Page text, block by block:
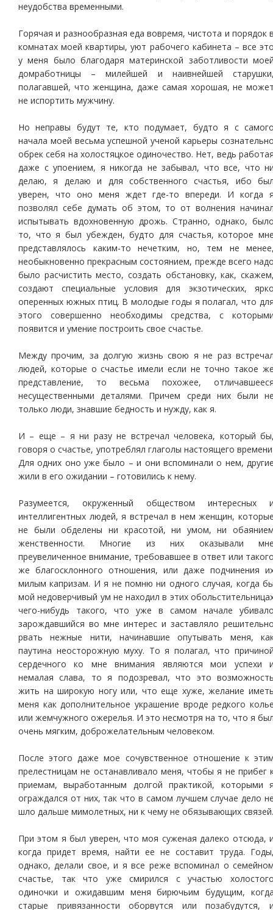
неудобства временными.
Горячая и разнообразная еда вовремя, чистота и порядок
комнатах моей квартиры, уют рабочего кабинета – все
у меня было благодаря материнской заботливости
домработницы – милейшей и наивнейшей
полагавшей, что женщина, даже самая хорошая, не
не испортить мужчину.
Но неправы будут те, кто подумает, будто я с
начала моей весьма успешной ученой карьеры
обрек себя на холостяцкое одиночество. Нет, ведь
даже с упоением, я никогда не забывал, что все, что
делаю, я делаю и для собственного счастья, ибо
уверен, что оно меня ждет где-то впереди. И когда
позволял себе думать об этом, то от волнения
испытывать вдохновенную дрожь. Странно, однако,
то, что я был убежден, будто для счастья, которое
представлялось каким-то нечетким, но, тем не
необыкновенно прекрасным состоянием, прежде всего
было расчистить место, создать обстановку, как,
создают специальные условия для экзотических,
оперенных южных птиц. В молодые годы я полагал, что
этого совершенно необходимы средства, с
появится и умение построить свое счастье.
Между прочим, за долгую жизнь свою я не раз
людей, которые о счастье имели если не точно такое
представление, то весьма похожее,
несущественными деталями. Причем среди них были
только люди, знавшие бедность и нужду, как я.
И – еще – я ни разу не встречал человека, который
говоря о счастье, употреблял глаголы настоящего
Для одних оно уже было – и они вспоминали о нем,
жили в его ожидании – готовились к нему.
Разумеется, окруженный обществом интересных
интеллигентных людей, я встречал в нем женщин,
не были обделены ни красотой, ни умом, ни
женственности. Многие из них оказывали
преувеличенное внимание, требовавшее в ответ или
же благосклонного отношения, или даже подчинения
милым капризам. И я не помню ни одного случая, когда
мой недоверчивый ум не находил в этих
чего-нибудь такого, что уже в самом начале
зарождавшийся во мне интерес и заставляло
рвать нежные нити, начинавшие опутывать меня,
паутина неосторожную муху. То я полагал, что
сердечного ко мне внимания являются мои успехи
немалая слава, то я подозревал, что это
жить на широкую ногу или, что еще хуже, желание
меня как дополнительное украшение вроде редкого
или жемчужного ожерелья. И это несмотря на то, что я
очень мягким, доброжелательным человеком.
После этого даже мое сочувственное отношение к
прелестницам не останавливало меня, чтобы я не прибег
приемам, выработанным долгой практикой, которыми
ограждался от них, так что в самом лучшем случае дело
шло дальше мимолетных, ни к чему не обязывающих связей.
При этом я был уверен, что моя суженая далеко отсюда,
когда придет время, найти ее не составит труда.
однако, делали свое, и я все реже вспоминал о
счастье, так что уже смирился с участью
одиночки и ожидавшим меня бирючьим будущим,
старые привязанности оборвутся или позабудутся,